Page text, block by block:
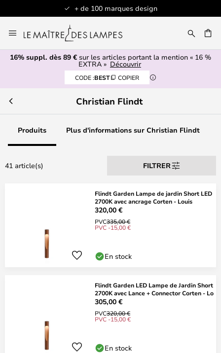
+ de 100 marques design
au
contenu
16% suppl. dès 89 € sur les articles portant la mention « 16 %
EXTRA » Découvrir
CODE :BEST COPIER
Christian Flindt
Produits Plus d'informations sur Christian Flindt
41 article(s) FILTRER
Flindt Garden Lampe de jardin Short LED
2700K avec ancrage Corten - Louis
320,00 €
PVC335,00 €
PVC -15,00 €
En stock
Flindt Garden LED Lampe de Jardin Short
2700K avec Lance + Connector Corten - Lo
305,00 €
PVC320,00 €
PVC -15,00 €
En stock